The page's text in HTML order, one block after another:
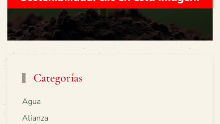
Categorías
Agua
Alianza